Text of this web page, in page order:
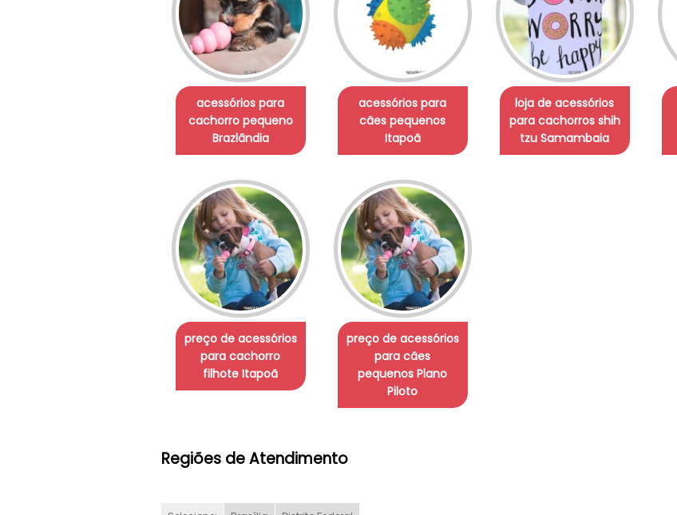
acessórios para
cachorro pequeno
Brazlândia
acessórios para
cães pequenos
Itapoã
loja de acessórios
para cachorros shih
tzu Samambaia
preço de acessórios
para cachorro
filhote Itapoã
preço de acessórios
para cães
pequenos Plano
Piloto
Regiões de Atendimento